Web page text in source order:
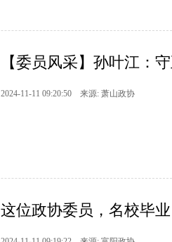
【委员风采】孙叶江：
2024-11-11 09:20:50 来源: 萧山政协
这位政协委员，名校毕